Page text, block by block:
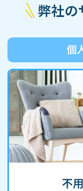
弊社の
個
不